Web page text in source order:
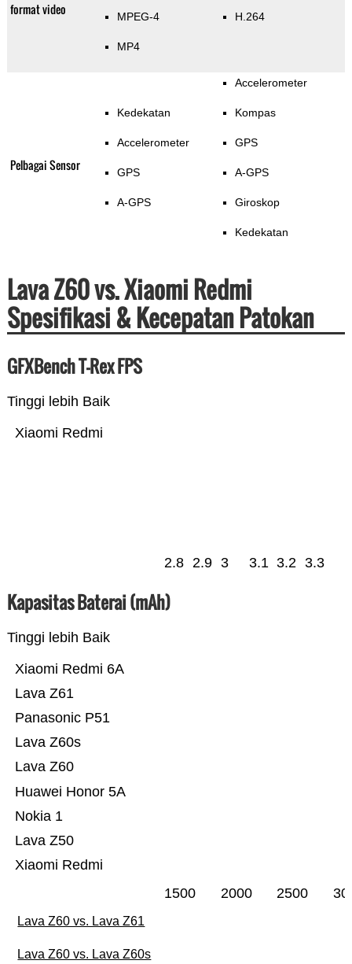
format video MPEG-4
MP4
H.264
Pelbagai Sensor
Kedekatan
Accelerometer
GPS
A-GPS
Accelerometer
Kompas
GPS
A-GPS
Giroskop
Kedekatan
Lava Z60 vs. Xiaomi Redmi
Spesifikasi & Kecepatan Patokan
GFXBench T-Rex FPS
Tinggi lebih Baik
Xiaomi Redmi
2.8 2.9 3 3.1 3.2 3.3
Kapasitas Baterai (mAh)
Tinggi lebih Baik
Xiaomi Redmi
Lava Z50
Nokia 1
Huawei Honor 5A
Lava Z60
Lava Z60s
Panasonic P51
Lava Z61
Xiaomi Redmi 6A
1500 2000 2500
Lava Z60 vs. Lava Z61
Lava Z60 vs. Lava Z60s